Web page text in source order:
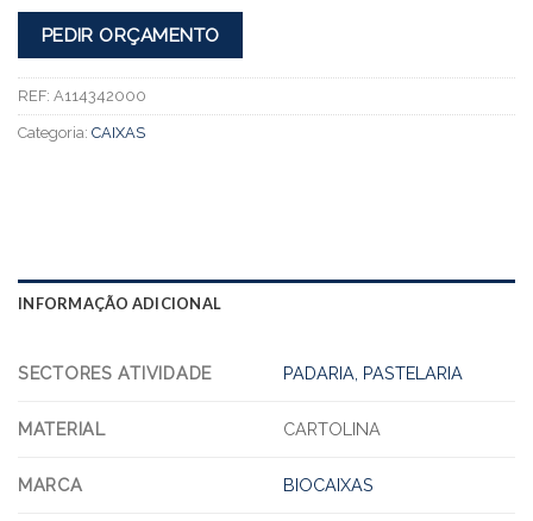
PEDIR ORÇAMENTO
REF: A114342000
Categoria: CAIXAS
INFORMAÇÃO ADICIONAL
SECTORES ATIVIDADE PADARIA, PASTELARIA
MATERIAL CARTOLINA
MARCA BIOCAIXAS